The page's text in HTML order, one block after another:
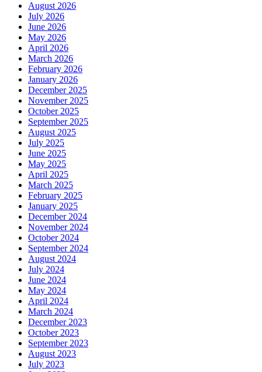
August 2026
July 2026
June 2026
May 2026
April 2026
March 2026
February 2026
January 2026
December 2025
November 2025
October 2025
September 2025
August 2025
July 2025
June 2025
May 2025
April 2025
March 2025
February 2025
January 2025
December 2024
November 2024
October 2024
September 2024
August 2024
July 2024
June 2024
May 2024
April 2024
March 2024
December 2023
October 2023
September 2023
August 2023
July 2023